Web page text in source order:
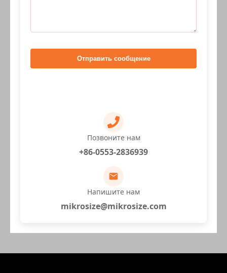
Отправить сообщение
Позвоните нам
+86-0553-2836939
Напишите нам
mikrosize@mikrosize.com